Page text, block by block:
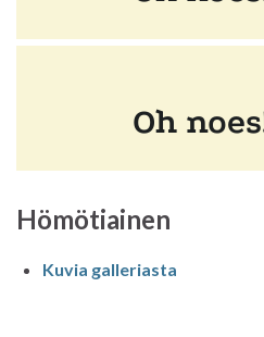
Hömötiainen
Kuvia galleriasta